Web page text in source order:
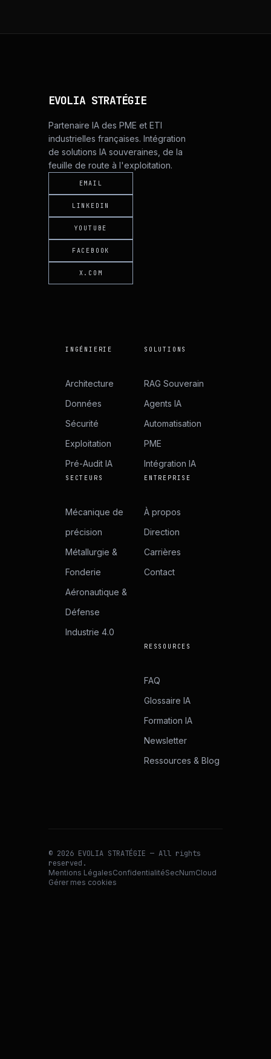
EVOLIA STRATÉGIE
Partenaire IA des PME et ETI
industrielles françaises. Intégration
de solutions IA souveraines, de la
feuille de route à l'exploitation.
EMAIL
LINKEDIN
YOUTUBE
FACEBOOK
X.COM
INGÉNIERIE
Architecture
Données
Sécurité
Exploitation
Pré-Audit IA
SOLUTIONS
RAG Souverain
Agents IA
Automatisation
PME
Intégration IA
SECTEURS
Mécanique de
précision
Métallurgie &
Fonderie
Aéronautique &
Défense
Industrie 4.0
ENTREPRISE
À propos
Direction
Carrières
Contact
RESSOURCES
FAQ
Glossaire IA
Formation IA
Newsletter
Ressources & Blog
© 2026 EVOLIA STRATÉGIE — All rights
reserved.
LLMs.txt
Mentions LégalesConfidentialitéSecNumCloud
Gérer mes cookies